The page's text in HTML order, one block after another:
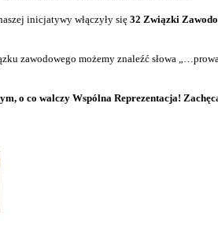
inicjatywy włączyły się 32 Związki
zawodowego możemy znaleźć słowa
o co walczy Wspólna Reprezentacja!